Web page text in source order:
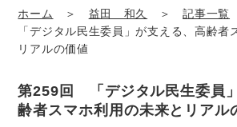
ホーム ＞ 益田 和久 ＞記事一覧
「デジタル民生委員」が支える、高齢者
リアルの価値
第259回 「デジタル民生委員
齢者スマホ利用の未来とリアル